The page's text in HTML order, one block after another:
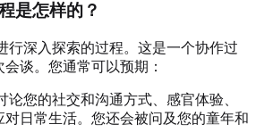
是怎样的？
行深入探索的过程。这是一个协作过
谈。您通常可以预期：
论您的社交和沟通方式、感官体验、
对日常生活。您还会被问及您的童年和